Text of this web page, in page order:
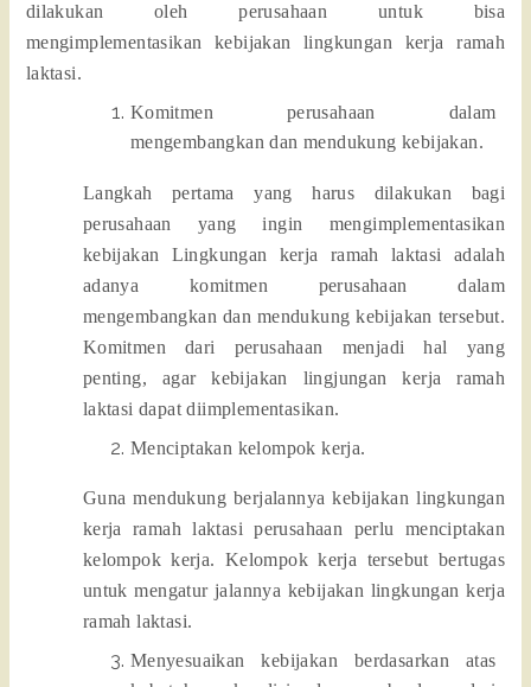
dilakukan oleh perusahaan untuk bisa
mengimplementasikan kebijakan lingkungan kerja ramah
laktasi.
Komitmen perusahaan dalam
mengembangkan dan mendukung kebijakan.
Langkah pertama yang harus dilakukan bagi
perusahaan yang ingin mengimplementasikan
kebijakan Lingkungan kerja ramah laktasi adalah
adanya komitmen perusahaan dalam
mengembangkan dan mendukung kebijakan tersebut.
Komitmen dari perusahaan menjadi hal yang
penting, agar kebijakan lingjungan kerja ramah
laktasi dapat diimplementasikan.
Menciptakan kelompok kerja.
Guna mendukung berjalannya kebijakan lingkungan
kerja ramah laktasi perusahaan perlu menciptakan
kelompok kerja. Kelompok kerja tersebut bertugas
untuk mengatur jalannya kebijakan lingkungan kerja
ramah laktasi.
Menyesuaikan kebijakan berdasarkan atas